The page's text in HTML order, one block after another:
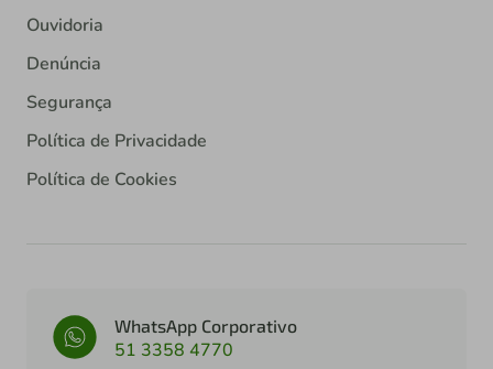
Ouvidoria
Denúncia
Segurança
Política de Privacidade
Política de Cookies
WhatsApp Corporativo
51 3358 4770